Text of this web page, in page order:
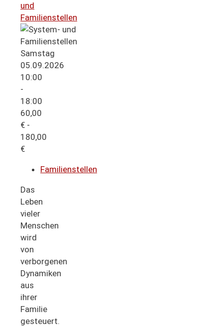
und
Familienstellen
Samstag
05.09.2026
10:00
-
18:00
60,00
€ -
180,00
€
Familienstellen
Das
Leben
vieler
Menschen
wird
von
verborgenen
Dynamiken
aus
ihrer
Familie
gesteuert.